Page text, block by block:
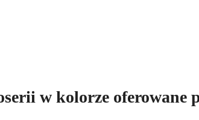
w kolorze oferowane